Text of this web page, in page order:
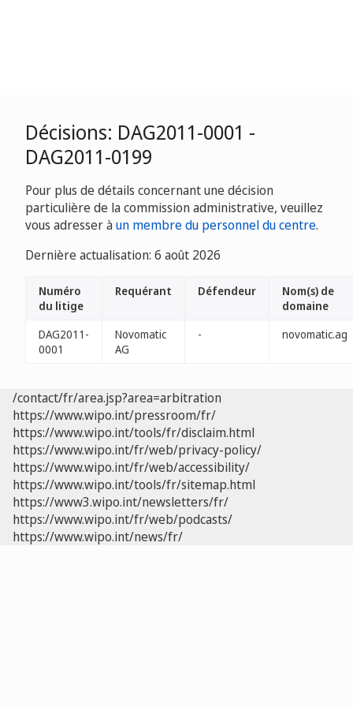
Décisions: DAG2011-0001 -
DAG2011-0199
Pour plus de détails concernant une décision
particulière de la commission administrative, veuillez
vous adresser àun membre du personnel du centre.
Dernière actualisation: 6 août 2026
Numéro
du litige
Requérant Défendeur
Nom(s) de
domaine
DAG2011-
0001
Novomatic
AG
- novomatic.ag
/contact/fr/area.jsp?area=arbitration
https://www.wipo.int/pressroom/fr/
https://www.wipo.int/tools/fr/disclaim.html
https://www.wipo.int/fr/web/privacy-policy/
https://www.wipo.int/fr/web/accessibility/
https://www.wipo.int/tools/fr/sitemap.html
https://www3.wipo.int/newsletters/fr/
https://www.wipo.int/fr/web/podcasts/
https://www.wipo.int/news/fr/